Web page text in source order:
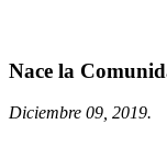
Nace la
Diciembre 09, 2019.